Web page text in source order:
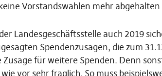
Vorstandswahlen mehr
Landesgeschäftsstelle auch 2019
Spendenzusagen, die zum
Zusage für weitere Spenden. Denn
vor sehr fraglich. So muss